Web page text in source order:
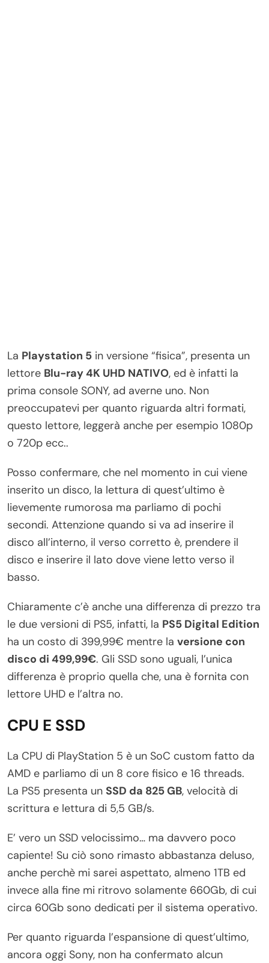
La Playstation 5 in versione “fisica”, presenta un
lettore Blu-ray 4K UHD NATIVO, ed è infatti la
prima console SONY, ad averne uno. Non
preoccupatevi per quanto riguarda altri formati,
questo lettore, leggerà anche per esempio 1080p
o 720p ecc..
Posso confermare, che nel momento in cui viene
inserito un disco, la lettura di quest’ultimo è
lievemente rumorosa ma parliamo di pochi
secondi. Attenzione quando si va ad inserire il
disco all’interno, il verso corretto è, prendere il
disco e inserire il lato dove viene letto verso il
basso.
Chiaramente c’è anche una differenza di prezzo tra
le due versioni di PS5, infatti, la PS5 Digital Edition
ha un costo di 399,99€ mentre la versione con
disco di 499,99€. Gli SSD sono uguali, l’unica
differenza è proprio quella che, una è fornita con
lettore UHD e l’altra no.
CPU E SSD
La CPU di PlayStation 5 è un SoC custom fatto da
AMD e parliamo di un 8 core fisico e 16 threads.
La PS5 presenta un SSD da 825 GB, velocità di
scrittura e lettura di 5,5 GB/s.
E’ vero un SSD velocissimo… ma davvero poco
capiente! Su ciò sono rimasto abbastanza deluso,
anche perchè mi sarei aspettato, almeno 1TB ed
invece alla fine mi ritrovo solamente 660Gb, di cui
circa 60Gb sono dedicati per il sistema operativo.
Per quanto riguarda l’espansione di quest’ultimo,
ancora oggi Sony, non ha confermato alcun